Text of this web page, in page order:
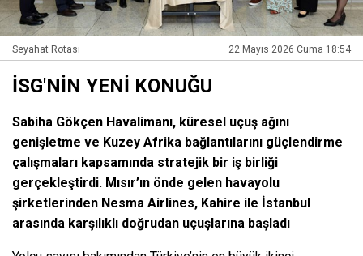
Seyahat Rotası 22 Mayıs 2026 Cuma 18:54
İSG'NİN YENİ KONUĞU
Sabiha Gökçen Havalimanı, küresel uçuş ağını
genişletme ve Kuzey Afrika bağlantılarını güçlendirme
çalışmaları kapsamında stratejik bir iş birliği
gerçekleştirdi. Mısır’ın önde gelen havayolu
şirketlerinden Nesma Airlines, Kahire ile İstanbul
arasında karşılıklı doğrudan uçuşlarına başladı